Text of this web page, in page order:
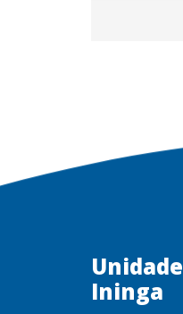
Unidade
Ininga